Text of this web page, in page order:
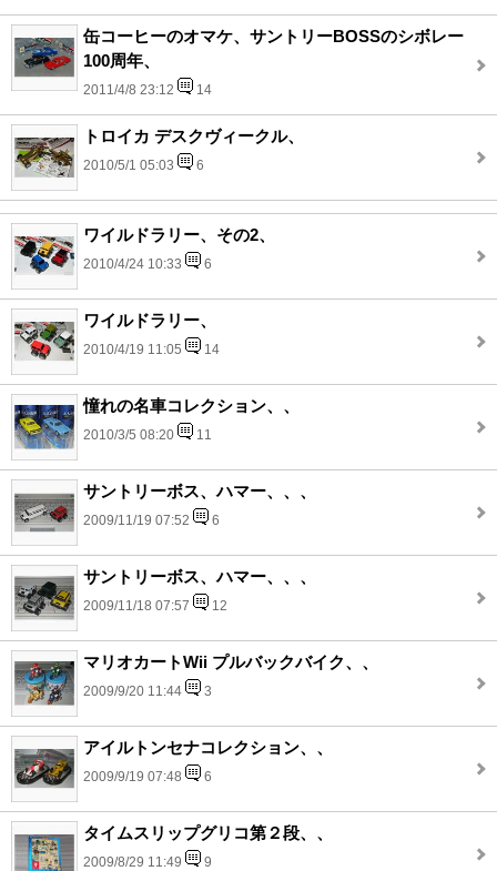
缶コーヒーのオマケ、サントリーBOSSのシボレー
100周年、
2011/4/8 23:12 14
トロイカ デスクヴィークル、
2010/5/1 05:03 6
ワイルドラリー、その2、
2010/4/24 10:33 6
ワイルドラリー、
2010/4/19 11:05 14
憧れの名車コレクション、、
2010/3/5 08:20 11
サントリーボス、ハマー、、、
2009/11/19 07:52 6
サントリーボス、ハマー、、、
2009/11/18 07:57 12
マリオカートWii プルバックバイク、、
2009/9/20 11:44 3
アイルトンセナコレクション、、
2009/9/19 07:48 6
タイムスリップグリコ第２段、、
2009/8/29 11:49 9